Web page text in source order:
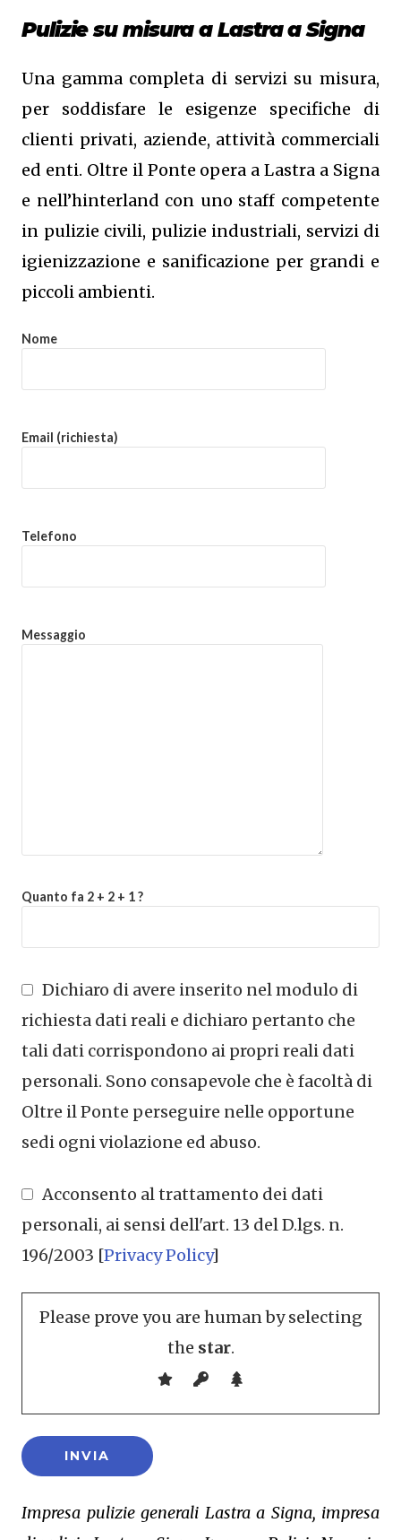
Pulizie su misura a Lastra a Signa
Una gamma completa di servizi su misura,
per soddisfare le esigenze specifiche di
clienti privati, aziende, attività commerciali
ed enti. Oltre il Ponte opera a Lastra a Signa
e nell’hinterland con uno staff competente
in pulizie civili, pulizie industriali, servizi di
igienizzazione e sanificazione per grandi e
piccoli ambienti.
Nome
Email (richiesta)
Telefono
Messaggio
Quanto fa 2 + 2 + 1 ?
Dichiaro di avere inserito nel modulo di
richiesta dati reali e dichiaro pertanto che
tali dati corrispondono ai propri reali dati
personali. Sono consapevole che è facoltà di
Oltre il Ponte perseguire nelle opportune
sedi ogni violazione ed abuso.
Acconsento al trattamento dei dati
personali, ai sensi dell'art. 13 del D.lgs. n.
196/2003 [Privacy Policy]
Please prove you are human by selecting
the star.
Impresa pulizie generali Lastra a Signa, impresa